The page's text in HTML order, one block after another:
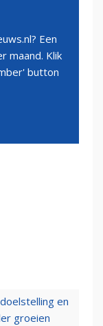
Een
maand. Klik
button
en
groeien